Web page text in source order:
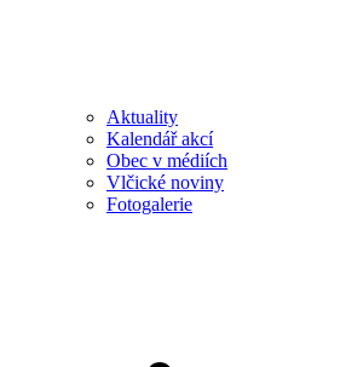
Aktuality
Kalendář akcí
Obec v médiích
Vlčické noviny
Fotogalerie